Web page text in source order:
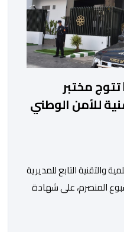
شهادة ISO/IEC 17025 تتوج مختبر
للأمن الوطني
والتقنية التابع للمديرية
المنصرم، على شهادة